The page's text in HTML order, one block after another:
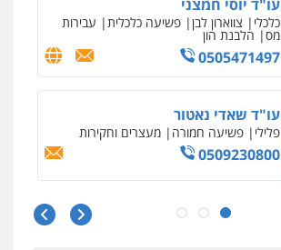
עו"ד אלון ארז
פלילי צבאי סמים אלימות במשפחה צווארון
לבן
0507368203
שחר לדובסקי, עו"ד
פלילי מעצרים וחקירות עבירות המתה
דין לענייני אסירים
0507913332
גיא זהבי משרד עורכי דין